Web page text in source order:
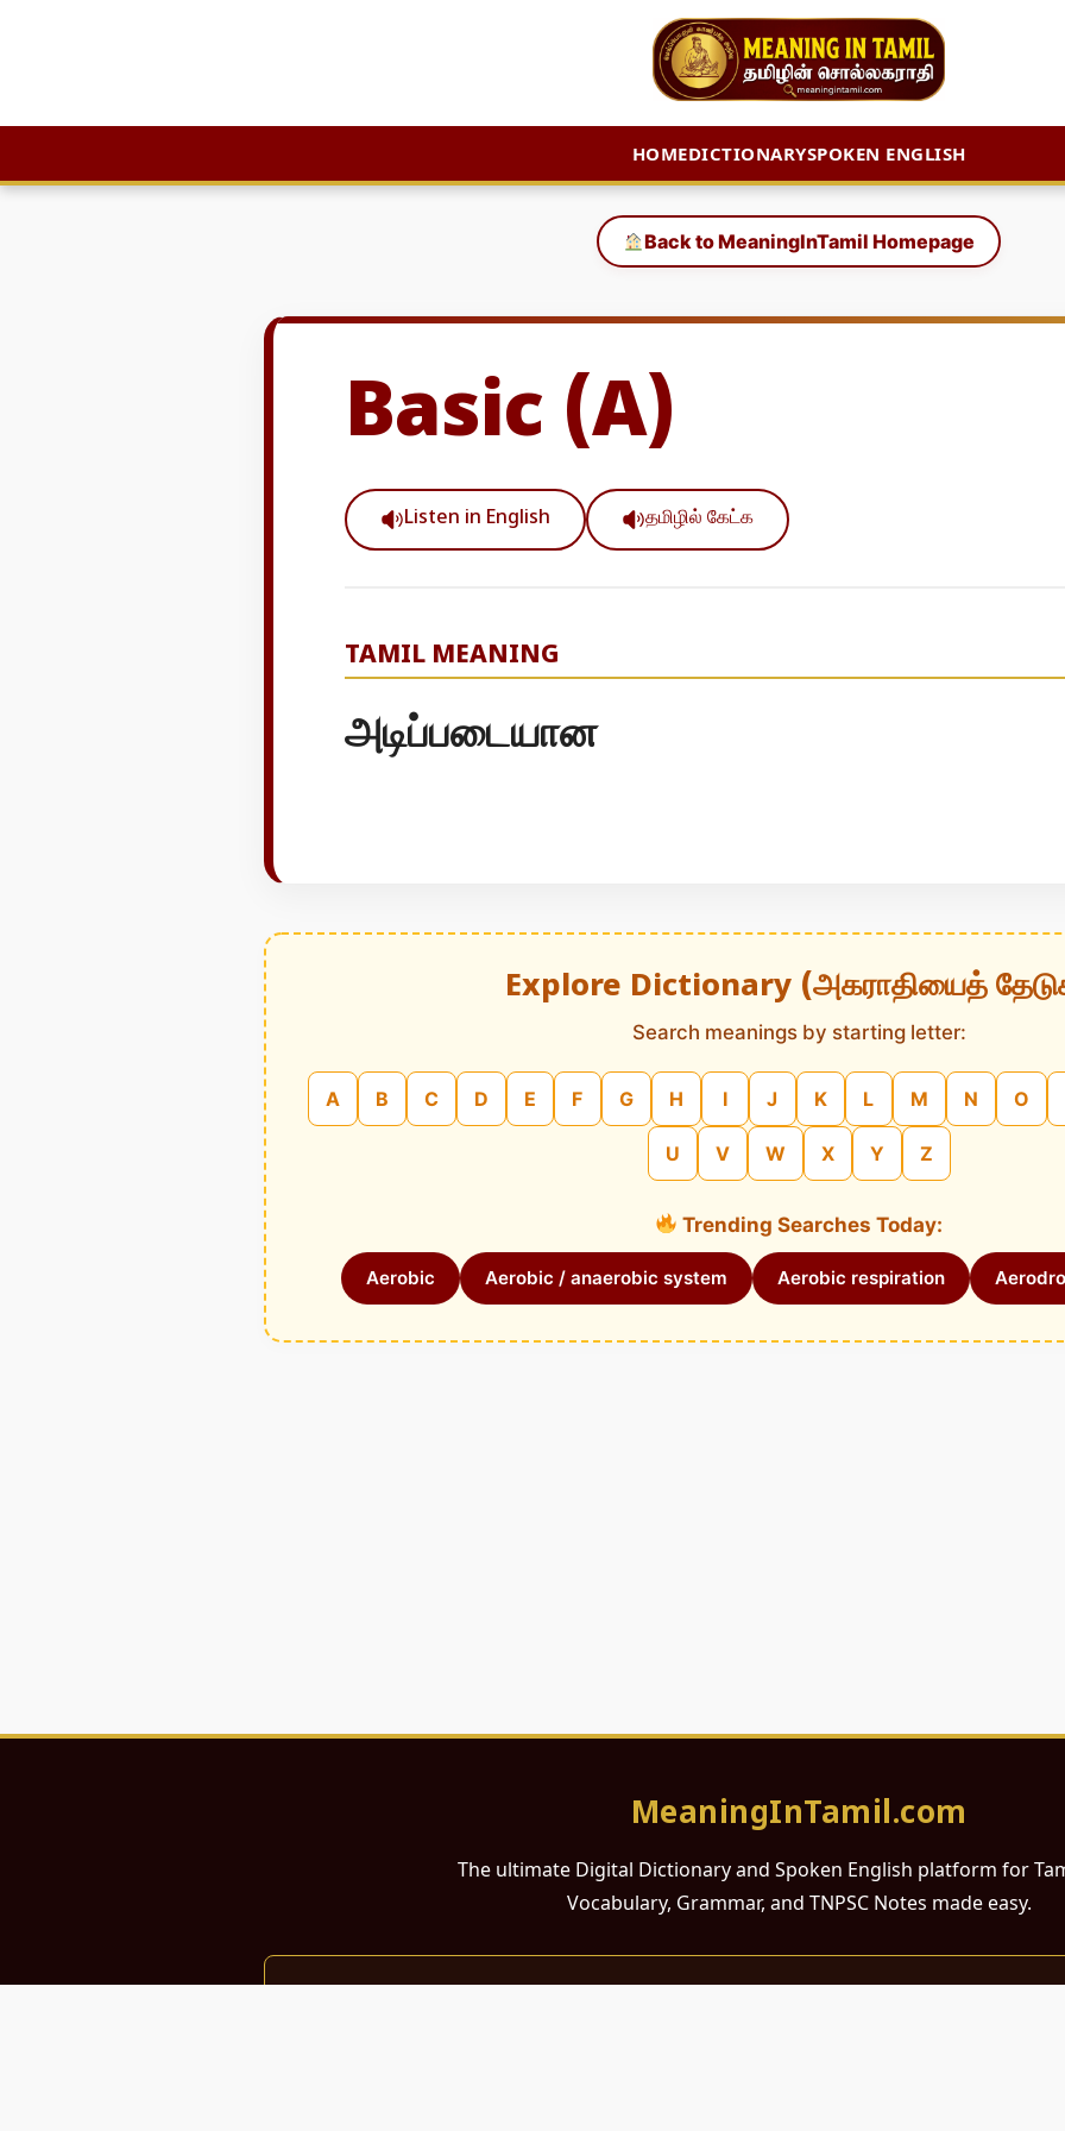
HOMEDICTIONARYSPOKEN ENGLISH
Back to MeaningInTamil Homepage
Basic (A)
Listen in English தமிழில் கேட்க
TAMIL MEANING
அடிப்படையான
Explore Dictionary (அகராதியைத்
Search meanings by starting letter:
A B C D E F G H I J K L M N O
U V W X Y Z
Trending Searches Today:
Aerobic Aerobic / anaerobic system Aerobic respiration
MeaningInTamil.com
The ultimate Digital Dictionary and Spoken English platform for
Vocabulary, Grammar, and TNPSC Notes made easy.